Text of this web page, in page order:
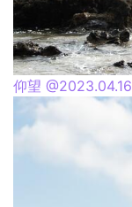
仰望 @2023.04.16